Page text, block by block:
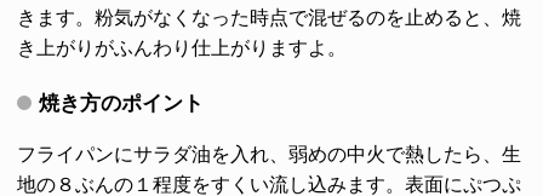
きます。粉気がなくなった時点で混ぜるのを止めると、焼
き上がりがふんわり仕上がりますよ。
焼き方のポイント
フライパンにサラダ油を入れ、弱めの中火で熱したら、生
地の８ぶんの１程度をすくい流し込みます。表面にぷつぷ